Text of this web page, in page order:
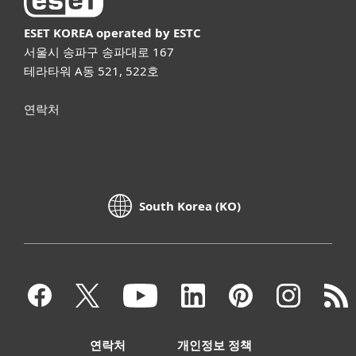
ESET KOREA operated by ESTC
서울시 송파구 송파대로 167
테라타워 A동 521, 522호
연락처
South Korea (KO)
연락처 개인정보 정책